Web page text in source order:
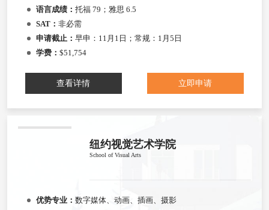
语言成绩： 托福 79；雅思 6.5
SAT： 非必需
申请截止： 早申：11月1日；常规：1月5日
学费： $51,754
查看详情 立即申请
纽约视觉艺术学院
School of Visual Arts
优势专业： 数字媒体、动画、插画、摄影